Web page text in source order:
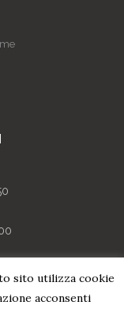
| Credits ByPdr
sito utilizza cookie
acconsenti